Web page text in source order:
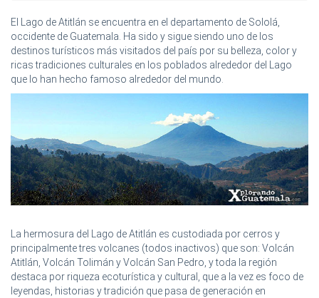
El Lago de Atitlán se encuentra en el departamento de Sololá,
occidente de Guatemala. Ha sido y sigue siendo uno de los
destinos turísticos más visitados del país por su belleza, color y
ricas tradiciones culturales en los poblados alrededor del Lago
que lo han hecho famoso alrededor del mundo.
La hermosura del Lago de Atitlán es custodiada por cerros y
principalmente tres volcanes (todos inactivos) que son: Volcán
Atitlán, Volcán Tolimán y Volcán San Pedro, y toda la región
destaca por riqueza ecoturística y cultural, que a la vez es foco de
leyendas, historias y tradición que pasa de generación en